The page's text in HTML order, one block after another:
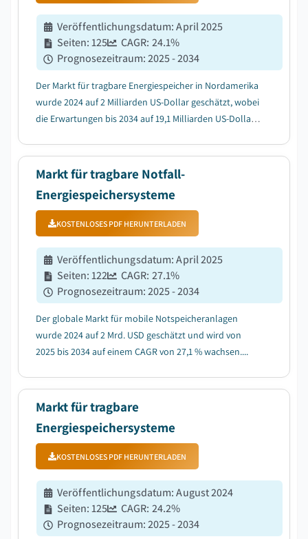
Veröffentlichungsdatum:April 2025
Seiten:125 CAGR: 24.1%
Prognosezeitraum:2025 - 2034
Der Markt für tragbare Energiespeicher in Nordamerika
wurde 2024 auf 2 Milliarden US-Dollar geschätzt, wobei
die Erwartungen bis 2034 auf 19,1 Milliarden US-Dollar
Markt für tragbare Notfall-
Energiespeichersysteme
KOSTENLOSES PDF HERUNTERLADEN
Veröffentlichungsdatum:April 2025
Seiten:122 CAGR: 27.1%
Prognosezeitraum:2025 - 2034
Der globale Markt für mobile Notspeicheranlagen
wurde 2024 auf 2 Mrd. USD geschätzt und wird von
2025 bis 2034 auf einem CAGR von 27,1 % wachsen....
Markt für tragbare
Energiespeichersysteme
KOSTENLOSES PDF HERUNTERLADEN
Veröffentlichungsdatum:August 2024
Seiten:125 CAGR: 24.2%
Prognosezeitraum:2025 - 2034